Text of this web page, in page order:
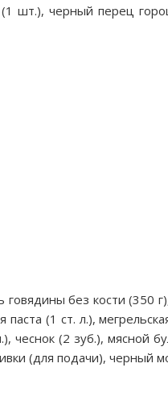
шт.), черный перец
говядины без кости (350
(1 ст. л.),
чеснок (2 зуб.), мясной
(для подачи), черный